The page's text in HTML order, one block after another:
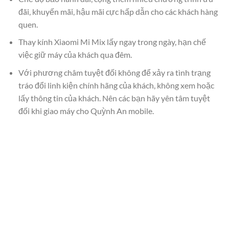
đãi, khuyến mãi, hậu mãi cực hấp dẫn cho các khách hàng
quen.
Thay kính Xiaomi Mi Mix lấy ngay trong ngày, hạn chế
việc giữ máy của khách qua đêm.
Với phương châm tuyệt đối không để xảy ra tình trạng
tráo đổi linh kiện chính hãng của khách, không xem hoặc
lấy thông tin của khách. Nên các bạn hãy yên tâm tuyệt
đối khi giao máy cho Quỳnh An mobile.